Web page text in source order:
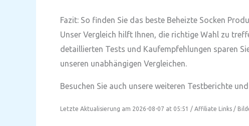
Fazit: So finden Sie das beste Beheizte Socken
Unser Vergleich hilft Ihnen, die richtige Wahl zu
detaillierten Tests und Kaufempfehlungen sparen
unseren unabhängigen Vergleichen.
Besuchen Sie auch unsere weiteren Testberichte
Letzte Aktualisierung am 2026-08-07 at 05:51 / Affiliate Links /